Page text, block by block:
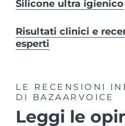
Silicone ultra igienico
Risultati clinici e
esperti
LE RECENSIONI
DI BAZAARVOICE
Leggi le